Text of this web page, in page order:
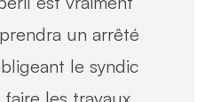
un arrêté
le syndic